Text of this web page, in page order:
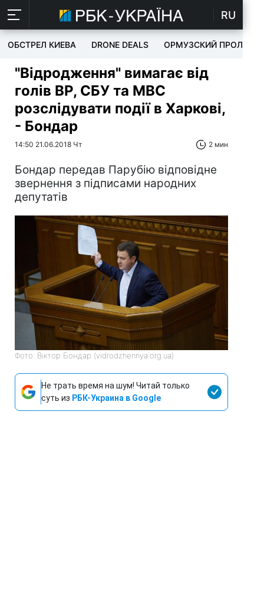
RU
ОБСТРЕЛ КИЕВА DRONE DEALS ОРМУЗСКИЙ ПРОЛИВ
"Відродження" вимагає від
голів ВР, СБУ та МВС
розслідувати події в Харкові,
- Бондар
14:50 21.06.2018 Чт 2 мин
Бондар передав Парубію відповідне
звернення з підписами народних
депутатів
Фото: Віктор Бондар (vidrodzhennya.org.ua)
Не трать время на шум! Читай только
суть из РБК-Украина в Google